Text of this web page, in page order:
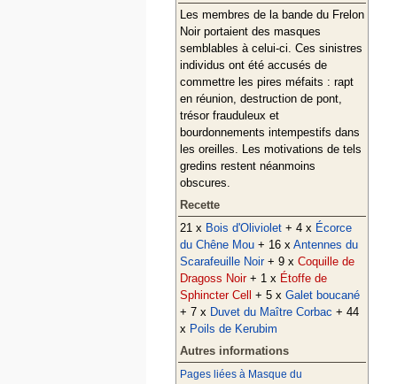
Les membres de la bande du Frelon
Noir portaient des masques
semblables à celui-ci. Ces sinistres
individus ont été accusés de
commettre les pires méfaits : rapt
en réunion, destruction de pont,
trésor frauduleux et
bourdonnements intempestifs dans
les oreilles. Les motivations de tels
gredins restent néanmoins
obscures.
Recette
21 x Bois d'Oliviolet+ 4 x Écorce
du Chêne Mou+ 16 x Antennes du
Scarafeuille Noir+ 9 x Coquille de
Dragoss Noir+ 1 x Étoffe de
Sphincter Cell
+ 5 x Galet boucané
+ 7 x Duvet du Maître Corbac + 44
x Poils de Kerubim
Autres informations
Pages liées à Masque du